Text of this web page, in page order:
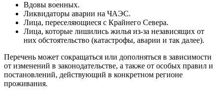
Вдовы военных.
Ликвидаторы аварии на ЧАЭС.
Лица, переселяющиеся с Крайнего Севера.
Лица, которые лишились жилья из-за независящих от
них обстоятельство (катастрофы, аварии и так далее).
Перечень может сокращаться или дополняться в зависимости
от изменений в законодательстве, а также от особых правил и
постановлений, действующий в конкретном регионе
проживания.